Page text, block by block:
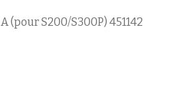
(pour S200/S300P) 451142